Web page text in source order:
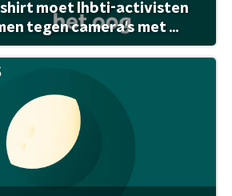
moet lhbti-activisten
tegen camera's met ...